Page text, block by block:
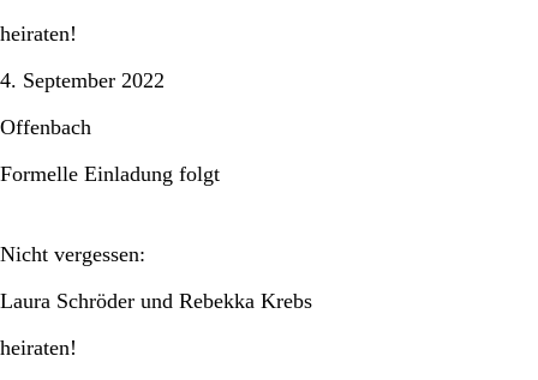
heiraten!
4. September 2022
Offenbach
Formelle Einladung folgt
Nicht vergessen:
Laura Schröder und Rebekka Krebs
heiraten!